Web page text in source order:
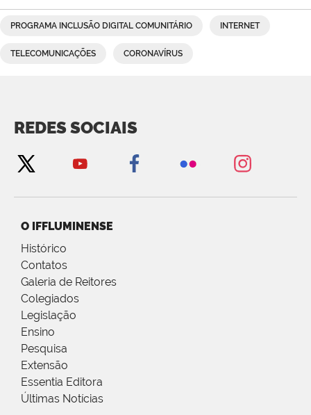
PROGRAMA INCLUSÃO DIGITAL COMUNITÁRIO INTERNET
TELECOMUNICAÇÕES CORONAVÍRUS
REDES SOCIAIS
O IFFLUMINENSE
Histórico
Contatos
Galeria de Reitores
Colegiados
Legislação
Ensino
Pesquisa
Extensão
Essentia Editora
Últimas Notícias